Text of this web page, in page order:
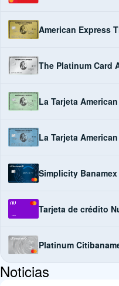
American Express
The Platinum Card
La Tarjeta
La Tarjeta
Simplicity Banamex
Tarjeta de crédito
Platinum
Noticias